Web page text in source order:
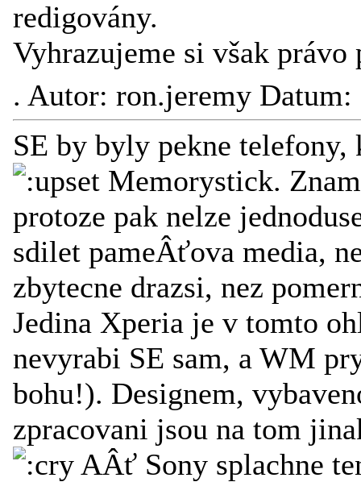
redigovány.
Vyhrazujeme si však
. Autor: ron.jeremy Datum:
SE by byly pekne
Memorystick.
protoze pak nelze
sdilet pameÂťova media,
zbytecne drazsi, nez
Jedina Xperia je v tomto
nevyrabi SE sam, a WM
bohu!). Designem,
zpracovani jsou na tom
AÂť Sony splachne